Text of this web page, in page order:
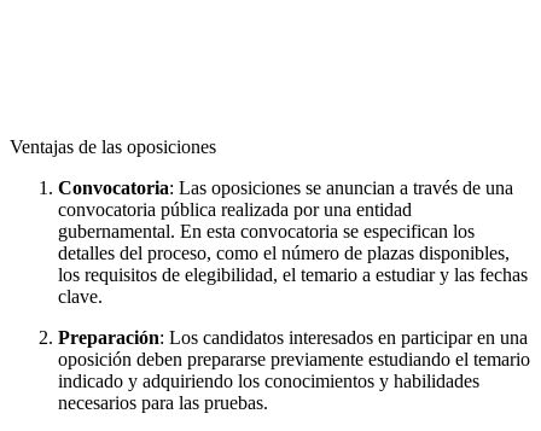
Ventajas de las oposiciones
Convocatoria: Las oposiciones se anuncian a través de una
convocatoria pública realizada por una entidad
gubernamental. En esta convocatoria se especifican los
detalles del proceso, como el número de plazas disponibles,
los requisitos de elegibilidad, el temario a estudiar y las fechas
clave.
Preparación: Los candidatos interesados en participar en una
oposición deben prepararse previamente estudiando el temario
indicado y adquiriendo los conocimientos y habilidades
necesarios para las pruebas.